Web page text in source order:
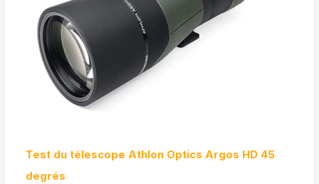
Test du télescope Athlon Optics Argos HD 45
degrés